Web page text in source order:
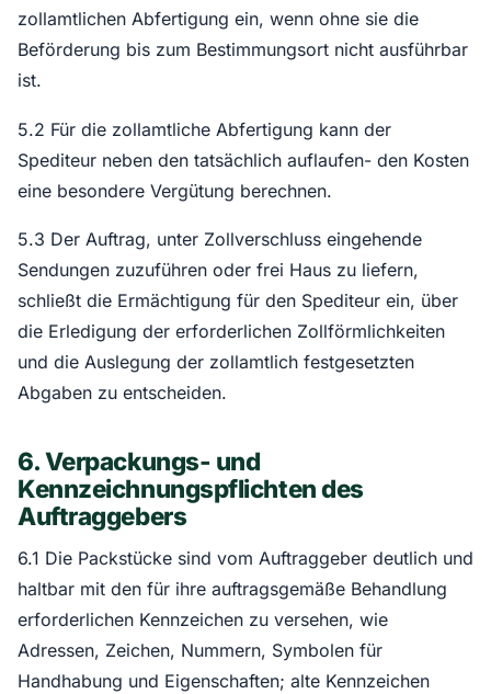
zollamtlichen Abfertigung ein, wenn ohne sie die
Beförderung bis zum Bestimmungsort nicht ausführbar
ist.
5.2 Für die zollamtliche Abfertigung kann der
Spediteur neben den tatsächlich auflaufen- den Kosten
eine besondere Vergütung berechnen.
5.3 Der Auftrag, unter Zollverschluss eingehende
Sendungen zuzuführen oder frei Haus zu liefern,
schließt die Ermächtigung für den Spediteur ein, über
die Erledigung der erforderlichen Zollförmlichkeiten
und die Auslegung der zollamtlich festgesetzten
Abgaben zu entscheiden.
6. Verpackungs- und
Kennzeichnungspflichten des
Auftraggebers
6.1 Die Packstücke sind vom Auftraggeber deutlich und
haltbar mit den für ihre auftragsgemäße Behandlung
erforderlichen Kennzeichen zu versehen, wie
Adressen, Zeichen, Nummern, Symbolen für
Handhabung und Eigenschaften; alte Kennzeichen